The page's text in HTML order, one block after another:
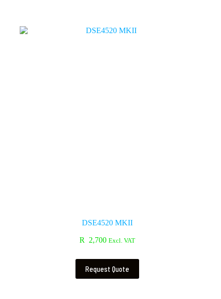
DSE4520 MKII
R 2,700 Excl. VAT
Request Quote